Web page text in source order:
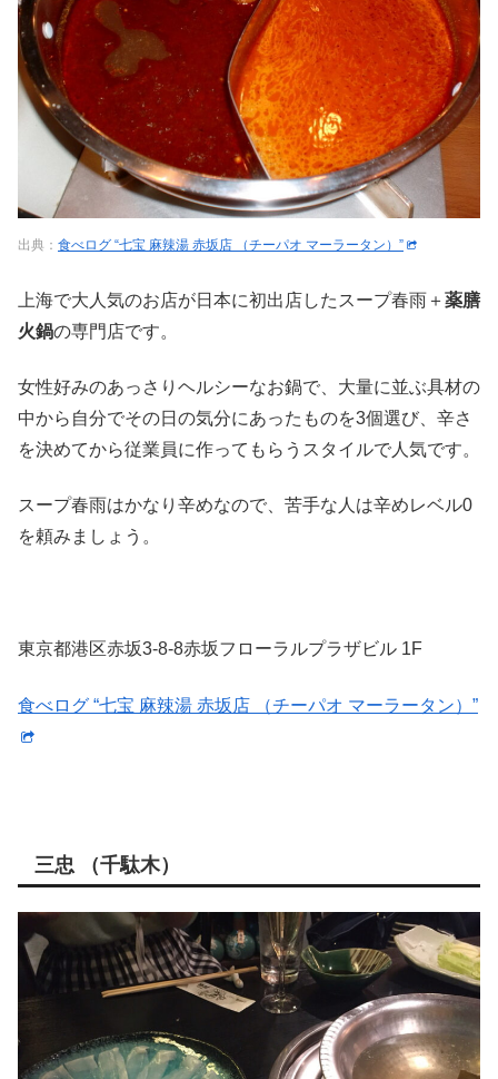
出典： 食べログ “七宝 麻辣湯 赤坂店 （チーパオ マーラータン）”
上海で大人気のお店が日本に初出店したスープ春雨＋薬膳
火鍋の専門店です。
女性好みのあっさりヘルシーなお鍋で、大量に並ぶ具材の
中から自分でその日の気分にあったものを3個選び、辛さ
を決めてから従業員に作ってもらうスタイルで人気です。
スープ春雨はかなり辛めなので、苦手な人は辛めレベル0
を頼みましょう。
東京都港区赤坂3-8-8赤坂フローラルプラザビル 1F
食べログ “七宝 麻辣湯 赤坂店 （チーパオ マーラータン）”
三忠 （千駄木）